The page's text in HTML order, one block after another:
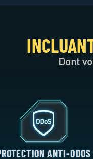
Dont
ANTI-DDOS